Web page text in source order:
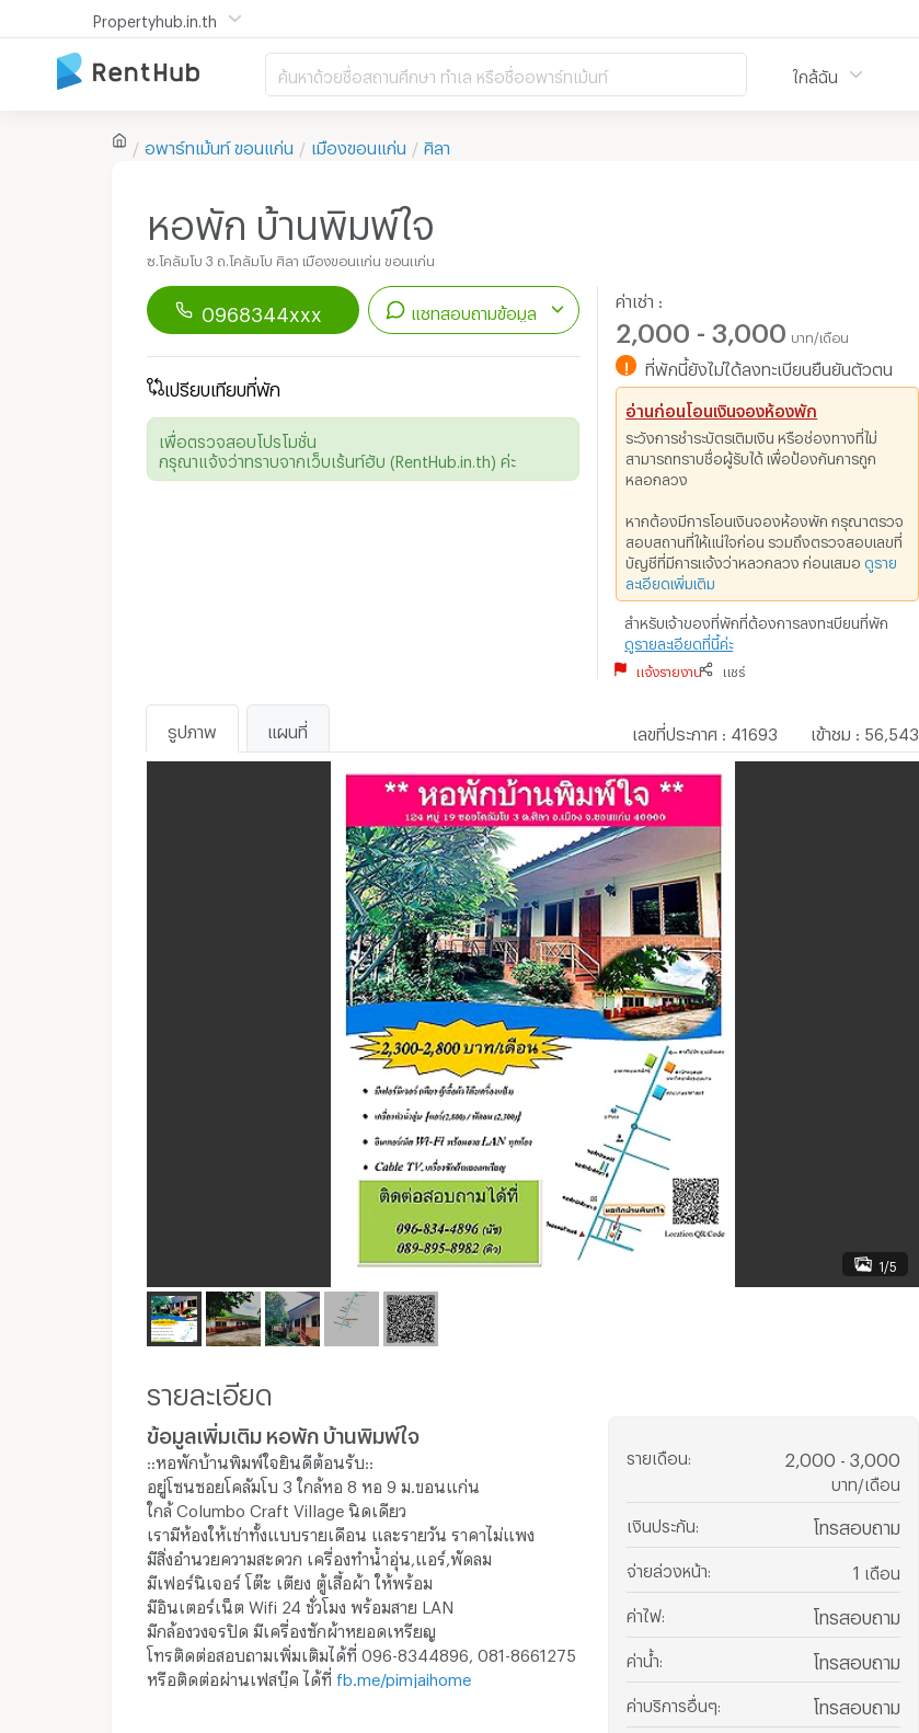
Propertyhub.in.th
ค้นหาด้วยชื่อสถานศึกษา ทำเล หรือชื่ออพาร์ทเม้นท์ ใกล้ฉัน
อพาร์ทเม้นท์ ขอนแก่น เมืองขอนแก่น ศิลา
หอพัก บ้านพิมพ์ใจ
ซ.โคลัมโบ 3 ถ.โคลัมโบ ศิลา เมืองขอนแก่น ขอนแก่น
0968344xxx แชทสอบถามข้อมูล
เพื่อเริ่มแชทกับอพาร์ทเม้นท์นี้
เปรียบเทียบที่พัก
เพื่อตรวจสอบโปรโมชั่น
กรุณาแจ้งว่าทราบจากเว็บเร้นท์ฮับ (RentHub.in.th) ค่ะ
ค่าเช่า :
2,000 - 3,000 บาท/เดือน
! ที่พักนี้ยังไม่ได้ลงทะเบียนยืนยันตัวตน
อ่านก่อนโอนเงินจองห้องพัก
ระวังการชำระบัตรเติมเงิน หรือช่องทางที่ไม่
สามารถทราบชื่อผู้รับได้ เพื่อป้องกันการถูก
หลอกลวง
หากต้องมีการโอนเงินจองห้องพัก กรุณาตรวจ
สอบสถานที่ให้แน่ใจก่อน รวมถึงตรวจสอบเลขที่
บัญชีที่มีการแจ้งว่าหลวกลวง ก่อนเสมอ ดูราย
ละเอียดเพิ่มเติม
สำหรับเจ้าของที่พักที่ต้องการลงทะเบียนที่พัก
ดูรายละเอียดที่นี้ค่ะ
แจ้งรายงาน แชร์
เลขที่ประกาศ 41693 เข้าชม 56,543
รูปภาพ แผนที่
1/5
รายละเอียด
ข้อมูลเพิ่มเติม หอพัก บ้านพิมพ์ใจ
::หอพักบ้านพิมพ์ใจยินดีต้อนรับ::
อยู่โซนซอยโคลัมโบ 3 ใกล้หอ 8 หอ 9 ม.ขอนแก่น
ใกล้ Columbo Craft Village นิดเดียว
เรามีห้องให้เช่าทั้งแบบรายเดือน และรายวัน ราคาไม่แพง
มีสิ่งอำนวยความสะดวก เครื่องทำน้ำอุ่น,แอร์,พัดลม
มีเฟอร์นิเจอร์ โต๊ะ เตียง ตู้เสื้อผ้า ให้พร้อม
มีอินเตอร์เน็ต Wifi 24 ชั่วโมง พร้อมสาย LAN
มีกล้องวงจรปิด มีเครื่องซักผ้าหยอดเหรียญ
โทรติดต่อสอบถามเพิ่มเติมได้ที่ 096-8344896, 081-8661275
หรือติดต่อผ่านเฟสบุ๊ค ได้ที่ fb.me/pimjaihome
รายเดือน 2,000 - 3,000
บาท/เดือน
เงินประกัน โทรสอบถาม
จ่ายล่วงหน้า 1 เดือน
ค่าไฟ: โทรสอบถาม
ค่าน้ำ โทรสอบถาม
ค่าบริการอื่นๆ โทรสอบถาม